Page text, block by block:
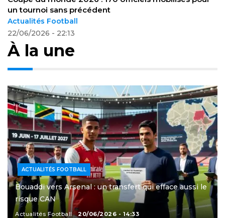
le Mondial
Actualités Football
24/06/2026 - 11:54
À la une
ACTUALITÉS FOOTBALL
Bouaddi vers Arsenal : un transfert qui efface aussi le
risque CAN
Actualités Football 20/06/2026 - 14:33